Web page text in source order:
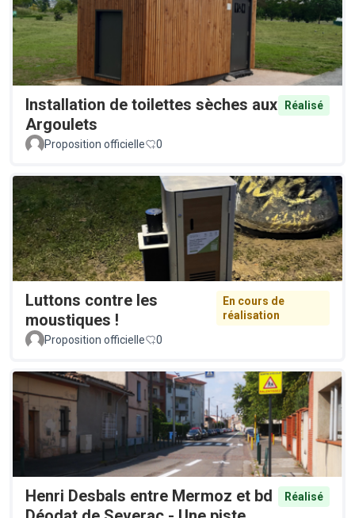
Installation de toilettes sèches aux
Argoulets
Réalisé
Proposition officielle 0
Luttons contre les
moustiques !
En cours de
réalisation
Proposition officielle
0
Henri Desbals entre Mermoz et bd
Réalisé